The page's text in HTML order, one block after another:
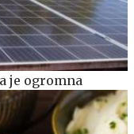
je ogromna